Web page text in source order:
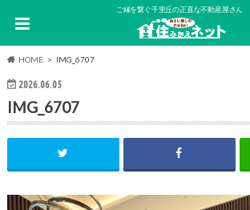
ご縁を繋ぐ千里丘の正直な不動産屋さん
HOME IMG_6707
2026.06.05
IMG_6707